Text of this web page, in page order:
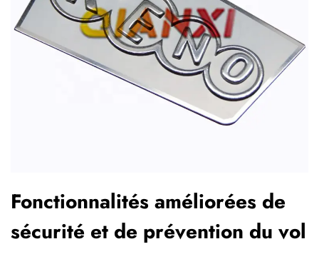
Fonctionnalités améliorées de
sécurité et de prévention du vol